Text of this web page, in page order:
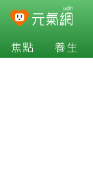
焦點 養生